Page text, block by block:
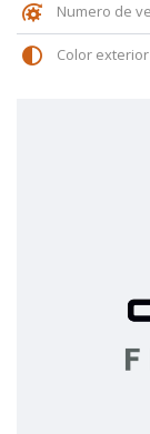
Numero de
Color exterior